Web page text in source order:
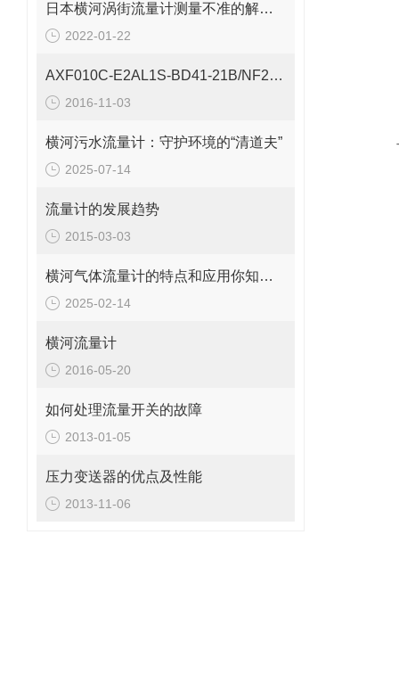
日本横河涡街流量计测量不准的解决办法
2022-01-22
AXF010C-E2AL1S-BD41-21B/NF2/CH
2016-11-03
横河污水流量计：守护环境的“清道夫”
2025-07-14
流量计的发展趋势
2015-03-03
横河气体流量计的特点和应用你知道吗？
2025-02-14
横河流量计
2016-05-20
如何处理流量开关的故障
2013-01-05
压力变送器的优点及性能
2013-11-06